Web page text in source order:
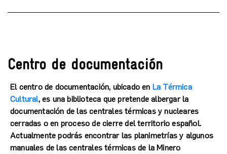
Centro de documentación
El centro de documentación, ubicado en La Térmica
Cultural, es una biblioteca que pretende albergar la
documentación de las centrales térmicas y nucleares
cerradas o en proceso de cierre del territorio español.
Actualmente podrás encontrar las planimetrías y algunos
manuales de las centrales térmicas de la Minero